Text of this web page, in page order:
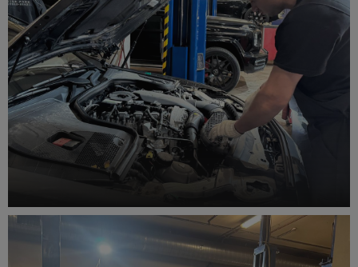
Техническое обслуживание